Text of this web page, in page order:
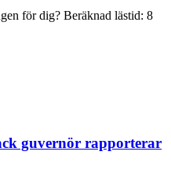
för dig? Beräknad lästid: 8
guvernör rapporterar